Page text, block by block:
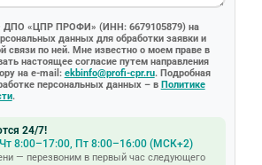
ДПО «ЦПР ПРОФИ» (ИНН: 6679105879) на
данных для обработки заявки и
связи по ней. Мне известно о моем праве в
настоящее согласие путем направления
на e-mail: ekbinfo@profi-cpr.ru. Подробная
персональных данных – в Политике
.
24/7!
8:00–17:00, Пт 8:00–16:00 (МСК+2)
— перезвоним в первый час следующего